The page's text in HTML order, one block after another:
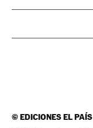
©EDICIONES EL PAÍS